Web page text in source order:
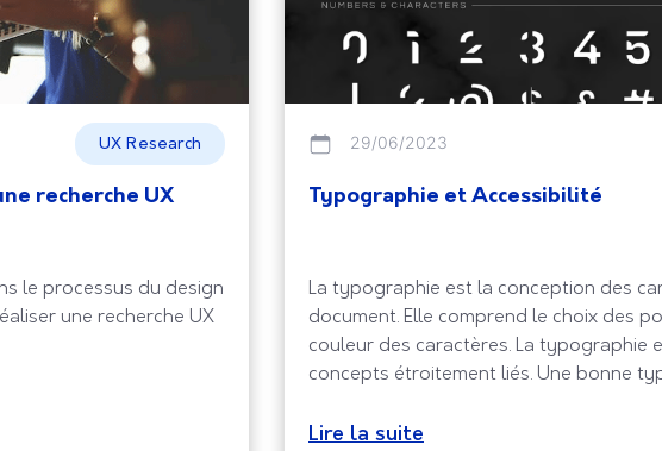
UX Research
recherche UX
le processus du design
une recherche UX
29/06/2023
Typographie et Accessibilité
La typographie est la conception des
document. Elle comprend le choix des
couleur des caractères. La typographie
concepts étroitement liés. Une bonne
et à comprendre pour les utilisateurs.
Lire la suite